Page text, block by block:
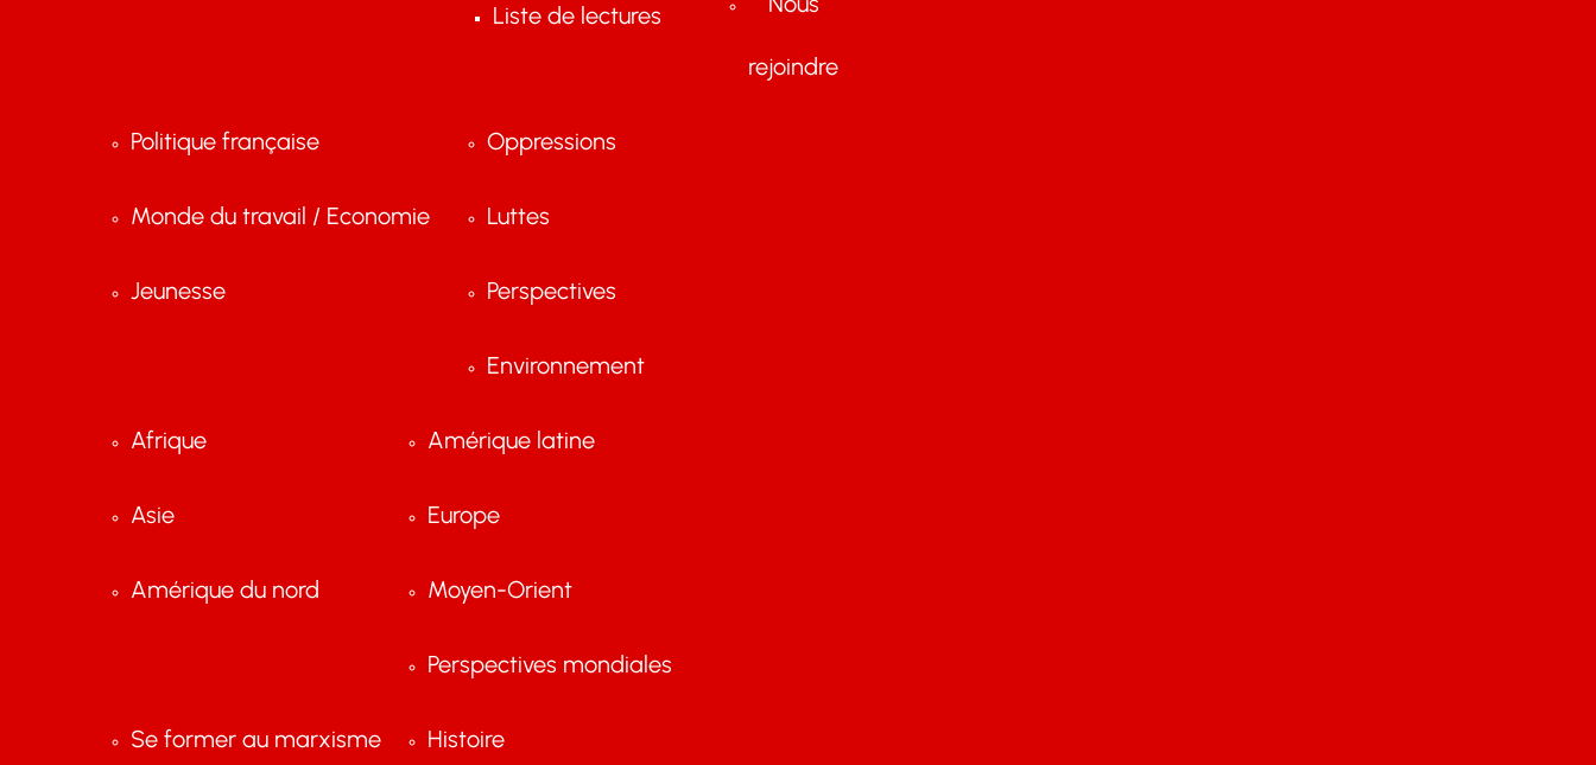
Liste de lectures
rejoindre
Politique française
Monde du travail / Economie
Jeunesse
Oppressions
Luttes
Perspectives
Environnement
Afrique
Asie
Amérique du nord
Amérique latine
Europe
Moyen-Orient
Perspectives mondiales
Se former au marxisme Histoire